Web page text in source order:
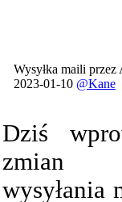
Wysyłka maili
2023-01-10 @Kane
Dziś
zmian
wysyłania